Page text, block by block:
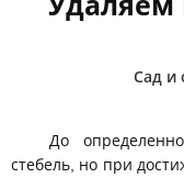
Сад и
До
стебель, но при